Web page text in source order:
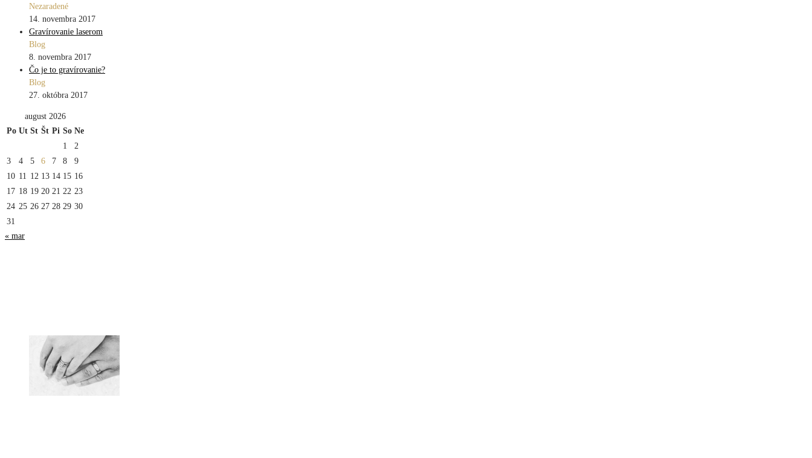
Nezaradené
14. novembra 2017
Gravírovanie laserom
Blog
8. novembra 2017
Čo je to gravírovanie?
Blog
27. októbra 2017
august 2026
Po Ut St Št Pi So Ne
1
2
3
4 5 6 7 8
9
10 11 12 13 14 15 16
17 18 19 20 21 22 23
24 25 26 27 28 29 30
31
« mar